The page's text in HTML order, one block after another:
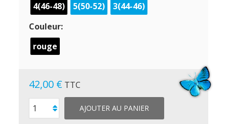
4(46-48)
5(50-52)
3(44-46)
Couleur:
rouge
42,00 € TTC
AJOUTER AU PANIER